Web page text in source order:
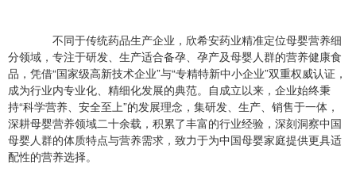
不同于传统药品生产企业，欣希安药业精准定位母婴营养细
分领域，专注于研发、生产适合备孕、孕产及母婴人群的营养健康食
品，凭借“国家级高新技术企业”与“专精特新中小企业”双重权威认证，
成为行业内专业化、精细化发展的典范。自成立以来，企业始终秉
持“科学营养、安全至上”的发展理念，集研发、生产、销售于一体，
深耕母婴营养领域二十余载，积累了丰富的行业经验，深刻洞察中国
母婴人群的体质特点与营养需求，致力于为中国母婴家庭提供更具适
配性的营养选择。